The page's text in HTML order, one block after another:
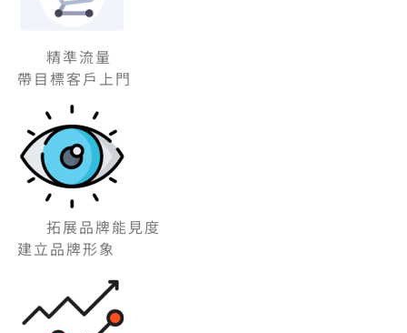
精準流量
帶目標客戶上門
拓展品牌能見度
建立品牌形象